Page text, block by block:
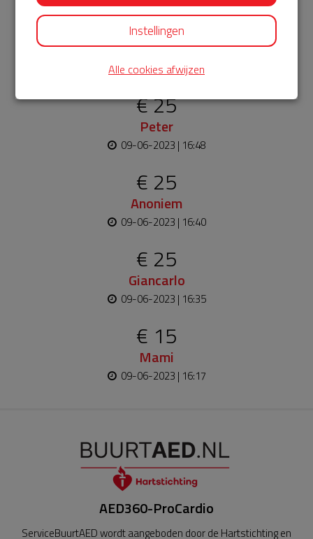
€ 10
Dennis
09-06-2023 | 16:51
€ 25
Peter
09-06-2023 | 16:48
€ 25
Anoniem
09-06-2023 | 16:40
€ 25
Giancarlo
09-06-2023 | 16:35
€ 15
Mami
09-06-2023 | 16:17
AED360-ProCardio
ServiceBuurtAED wordt aangeboden door de Hartstichting en
Instellingen
Alle cookies afwijzen